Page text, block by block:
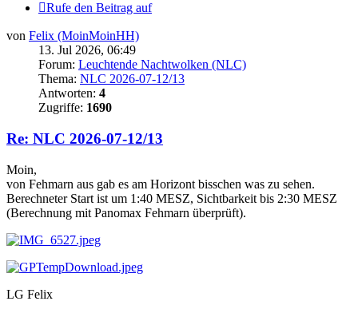
Rufe den Beitrag auf
von Felix (MoinMoinHH)
13. Jul 2026, 06:49
Forum: Leuchtende Nachtwolken (NLC)
Thema: NLC 2026-07-12/13
Antworten: 4
Zugriffe: 1690
Re: NLC 2026-07-12/13
Moin,
von Fehmarn aus gab es am Horizont bisschen was zu sehen.
Berechneter Start ist um 1:40 MESZ, Sichtbarkeit bis 2:30 MESZ
(Berechnung mit Panomax Fehmarn überprüft).
LG Felix